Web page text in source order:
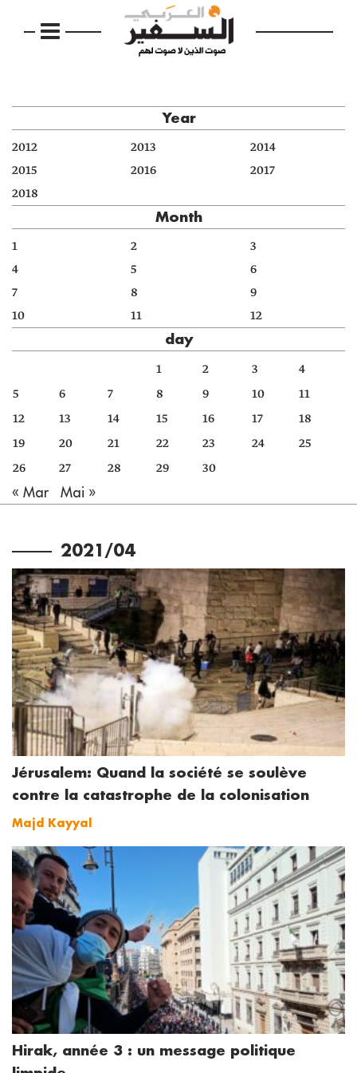
Year
2012 2013
2014
2015
2016
2017
2018
Month
1 2
3
4
5
6
7
8
9
10
11 12
day
1 2 3
4
5
6 7 8 9 10
11
12
13 14 15 16 17
18
19
20 21 22 23 24
25
26
27 28 29 30
« Mar Mai »
2021/04
Jérusalem: Quand la société se soulève
contre la catastrophe de la colonisation
Majd Kayyal
Hirak, année 3 : un message politique